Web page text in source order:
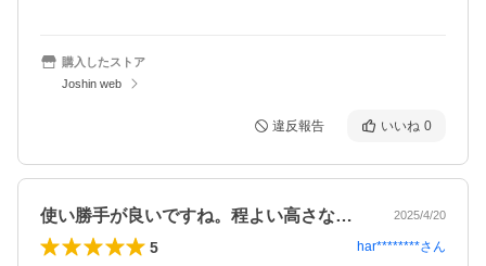
購入したストア
Joshin web
違反報告 いいね 0
使い勝手が良いですね。程よい高さなので… 2025/4/20
5 har********さん